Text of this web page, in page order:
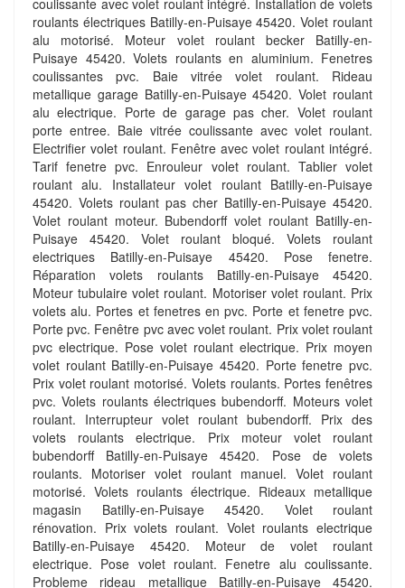
coulissante avec volet roulant intégré. Installation de volets
roulants électriques Batilly-en-Puisaye 45420. Volet roulant
alu motorisé. Moteur volet roulant becker Batilly-en-
Puisaye 45420. Volets roulants en aluminium. Fenetres
coulissantes pvc. Baie vitrée volet roulant. Rideau
metallique garage Batilly-en-Puisaye 45420. Volet roulant
alu electrique. Porte de garage pas cher. Volet roulant
porte entree. Baie vitrée coulissante avec volet roulant.
Electrifier volet roulant. Fenêtre avec volet roulant intégré.
Tarif fenetre pvc. Enrouleur volet roulant. Tablier volet
roulant alu. Installateur volet roulant Batilly-en-Puisaye
45420. Volets roulant pas cher Batilly-en-Puisaye 45420.
Volet roulant moteur. Bubendorff volet roulant Batilly-en-
Puisaye 45420. Volet roulant bloqué. Volets roulant
electriques Batilly-en-Puisaye 45420. Pose fenetre.
Réparation volets roulants Batilly-en-Puisaye 45420.
Moteur tubulaire volet roulant. Motoriser volet roulant. Prix
volets alu. Portes et fenetres en pvc. Porte et fenetre pvc.
Porte pvc. Fenêtre pvc avec volet roulant. Prix volet roulant
pvc electrique. Pose volet roulant electrique. Prix moyen
volet roulant Batilly-en-Puisaye 45420. Porte fenetre pvc.
Prix volet roulant motorisé. Volets roulants. Portes fenêtres
pvc. Volets roulants électriques bubendorff. Moteurs volet
roulant. Interrupteur volet roulant bubendorff. Prix des
volets roulants electrique. Prix moteur volet roulant
bubendorff Batilly-en-Puisaye 45420. Pose de volets
roulants. Motoriser volet roulant manuel. Volet roulant
motorisé. Volets roulants électrique. Rideaux metallique
magasin Batilly-en-Puisaye 45420. Volet roulant
rénovation. Prix volets roulant. Volet roulants electrique
Batilly-en-Puisaye 45420. Moteur de volet roulant
electrique. Pose volet roulant. Fenetre alu coulissante.
Probleme rideau metallique Batilly-en-Puisaye 45420.